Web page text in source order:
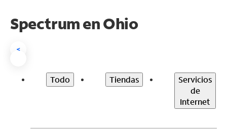
Spectrum enOhio
<
Todo Tiendas
Servicios
de
Internet